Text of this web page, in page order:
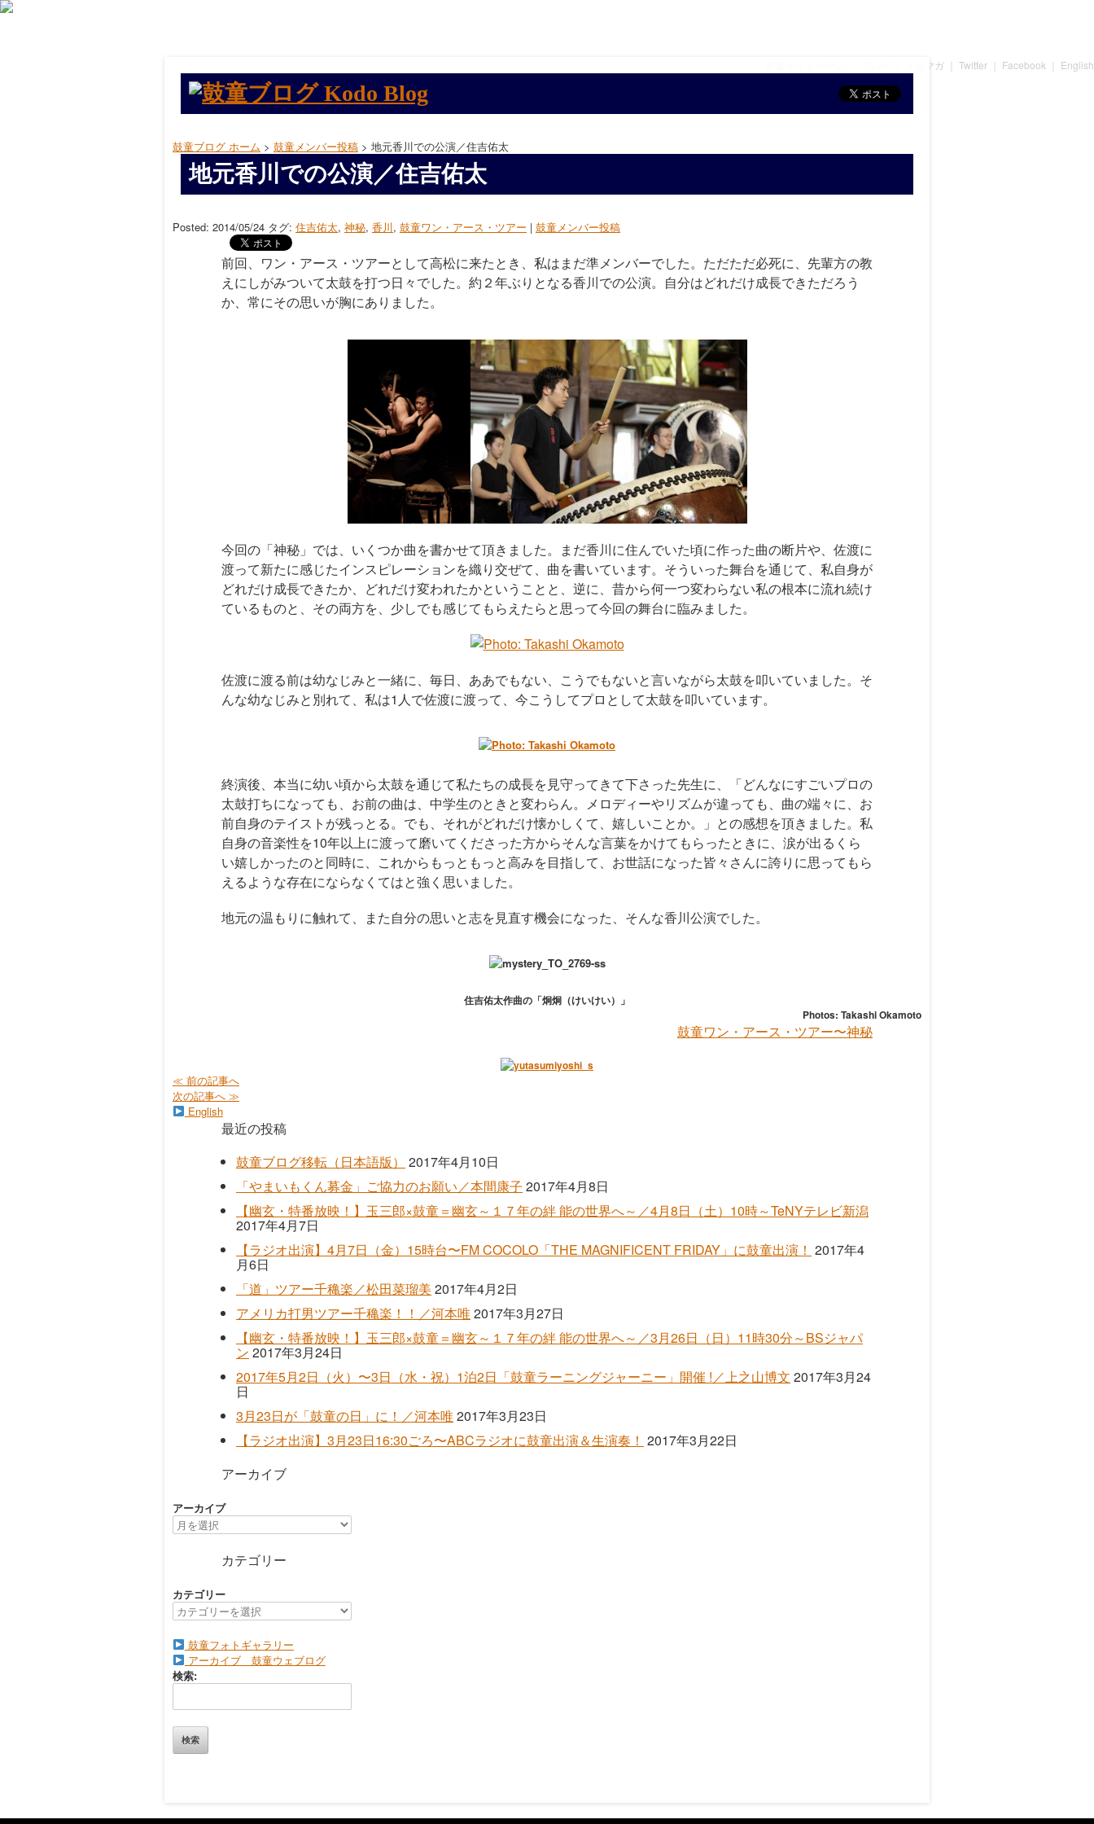
メルマガ Twitter Facebook English
鼓童ブログ ホーム > 鼓童メンバー投稿 > 地元香川での公演／住吉佑太
地元香川での公演／住吉佑太
Posted: 2014/05/24 タグ: 住吉佑太, 神秘, 香川, 鼓童ワン・アース・ツアー | 鼓童メンバー投稿
前回、ワン・アース・ツアーとして高松に来たとき、私はまだ準メンバーでした。ただただ必死に、先輩方の教
えにしがみついて太鼓を打つ日々でした。約２年ぶりとなる香川での公演。自分はどれだけ成長できただろう
か、常にその思いが胸にありました。
今回の「神秘」では、いくつか曲を書かせて頂きました。まだ香川に住んでいた頃に作った曲の断片や、佐渡に
渡って新たに感じたインスピレーションを織り交ぜて、曲を書いています。そういった舞台を通じて、私自身が
どれだけ成長できたか、どれだけ変われたかということと、逆に、昔から何一つ変わらない私の根本に流れ続け
ているものと、その両方を、少しでも感じてもらえたらと思って今回の舞台に臨みました。
佐渡に渡る前は幼なじみと一緒に、毎日、ああでもない、こうでもないと言いながら太鼓を叩いていました。そ
んな幼なじみと別れて、私は1人で佐渡に渡って、今こうしてプロとして太鼓を叩いています。
終演後、本当に幼い頃から太鼓を通じて私たちの成長を見守ってきて下さった先生に、「どんなにすごいプロの
太鼓打ちになっても、お前の曲は、中学生のときと変わらん。メロディーやリズムが違っても、曲の端々に、お
前自身のテイストが残っとる。でも、それがどれだけ懐かしくて、嬉しいことか。」との感想を頂きました。私
自身の音楽性を10年以上に渡って磨いてくださった方からそんな言葉をかけてもらったときに、涙が出るくら
い嬉しかったのと同時に、これからもっともっと高みを目指して、お世話になった皆々さんに誇りに思ってもら
えるような存在にならなくてはと強く思いました。
地元の温もりに触れて、また自分の思いと志を見直す機会になった、そんな香川公演でした。
住吉佑太作曲の「炯炯（けいけい）」
Photos: Takashi Okamoto
鼓童ワン・アース・ツアー〜神秘
≪ 前の記事へ
次の記事へ ≫
English
最近の投稿
鼓童ブログ移転（日本語版）
2017年4月10日
「やまいもくん募金」ご協力のお願い／本間康子 2017年4月8日
【幽玄・特番放映！】玉三郎×鼓童＝幽玄～１７年の絆 能の世界へ～／4月8日（土）10時～TeNYテレビ新潟
2017年4月7日
【ラジオ出演】4月7日（金）15時台〜FM COCOLO「THE MAGNIFICENT FRIDAY」に鼓童出演！ 2017年4
月6日
「道」ツアー千穐楽／松田菜瑠美 2017年4月2日
アメリカ打男ツアー千穐楽！！／河本唯2017年3月27日
【幽玄・特番放映！】玉三郎×鼓童＝幽玄～１７年の絆 能の世界へ～／3月26日（日）11時30分～BSジャパ
ン 2017年3月24日
2017年5月2日（火）〜3日（水・祝）1泊2日「鼓童ラーニングジャーニー」開催 !／上之山博文 2017年3月24
日
3月23日が「鼓童の日」に！／河本唯2017年3月23日
【ラジオ出演】3月23日16:30ごろ〜ABCラジオに鼓童出演＆生演奏！ 2017年3月22日
アーカイブ
アーカイブ
カテゴリー
カテゴリー
鼓童フォトギャラリー
アーカイブ 鼓童ウェブログ
検索: